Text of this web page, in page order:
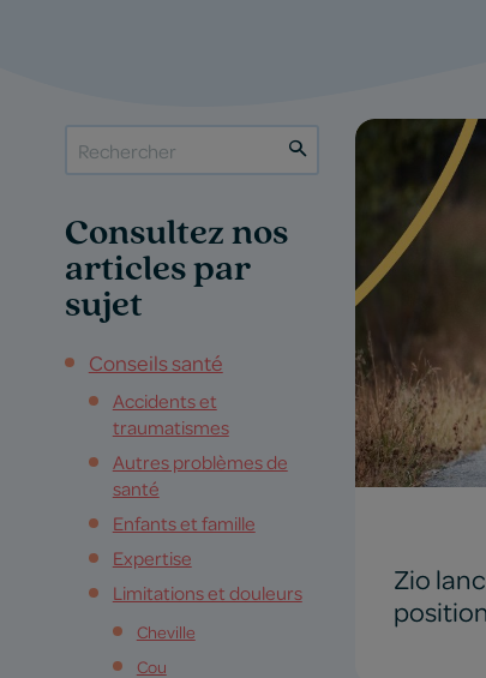
Consultez nos
articles par
sujet
Conseils santé
Accidents et
traumatismes
Autres problèmes de
santé
Enfants et famille
Expertise
Limitations et douleurs
Cheville
Cou
Zio